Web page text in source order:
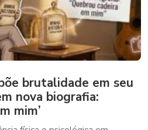
brutalidade em seu
nova biografia:
mim’